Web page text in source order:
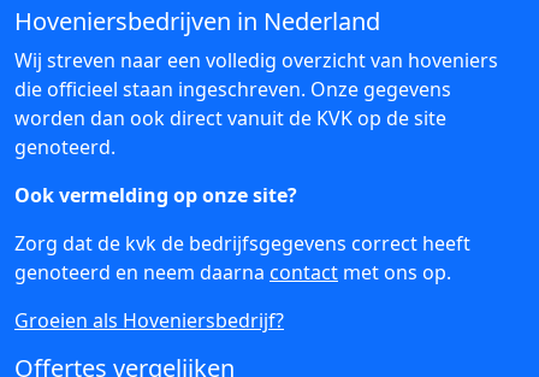
Hoveniersbedrijven in Nederland
Wij streven naar een volledig overzicht van hoveniers
die officieel staan ingeschreven. Onze gegevens
worden dan ook direct vanuit de KVK op de site
genoteerd.
Ook vermelding op onze site?
Zorg dat de kvk de bedrijfsgegevens correct heeft
genoteerd en neem daarna contact met ons op.
Groeien als Hoveniersbedrijf?
Offertes vergelijken